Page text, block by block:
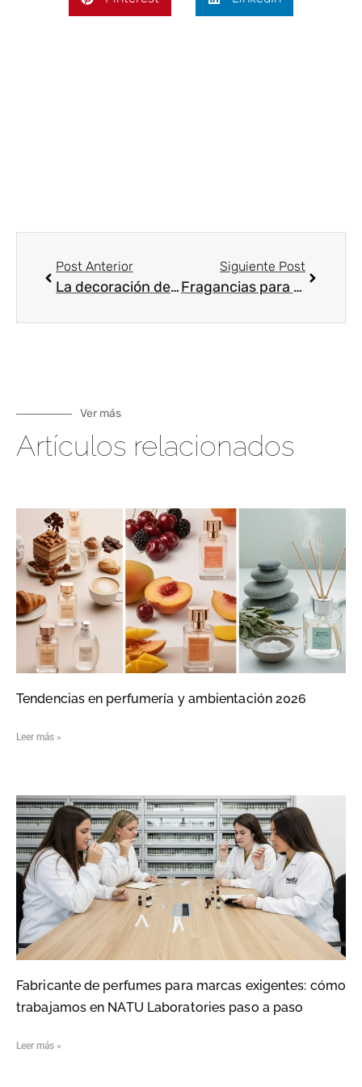
Post Anterior
La decoración del hogar la mejor terapia para superar el síndrome postvacacional
Siguiente Post
Fragancias para ambientar tu hogar en verano
Ver más
Artículos relacionados
Tendencias en perfumería y ambientación 2026
Leer más »
Fabricante de perfumes para marcas exigentes: cómo
trabajamos en NATU Laboratories paso a paso
Leer más »